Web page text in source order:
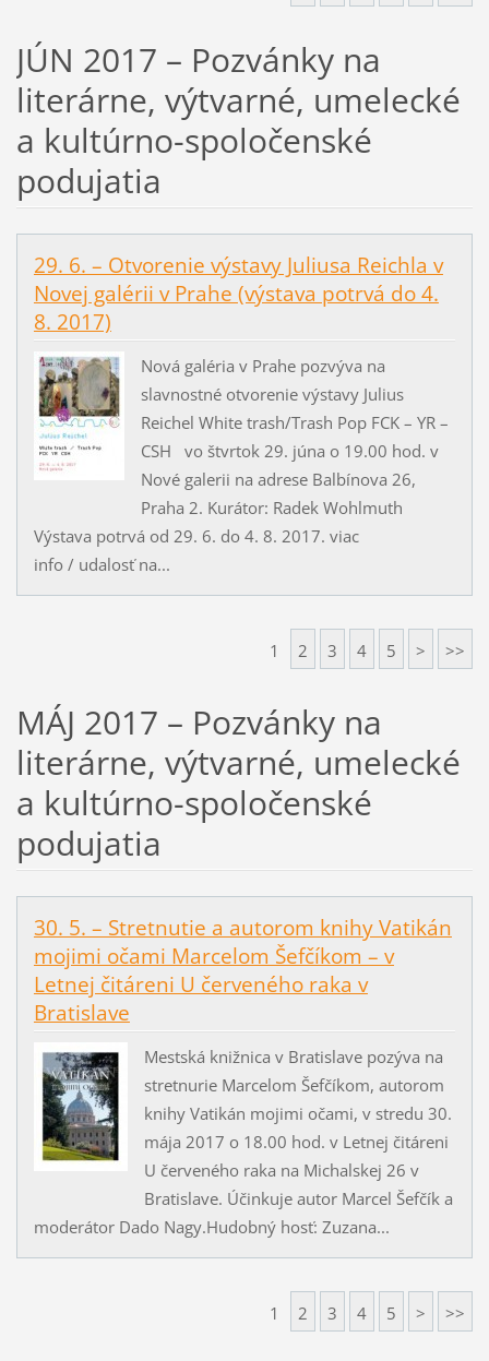
JÚN 2017 – Pozvánky na
literárne, výtvarné, umelecké
a kultúrno-spoločenské
podujatia
29. 6. – Otvorenie výstavy Juliusa Reichla v
Novej galérii v Prahe (výstava potrvá do 4.
8. 2017)
Nová galéria v Prahe pozvýva na
slavnostné otvorenie výstavy Julius
Reichel White trash/Trash Pop FCK – YR –
CSH vo štvrtok 29. júna o 19.00 hod. v
Nové galerii na adrese Balbínova 26,
Praha 2. Kurátor: Radek Wohlmuth
Výstava potrvá od 29. 6. do 4. 8. 2017. viac
info / udalosť na...
1 2 3 4 5 > >>
MÁJ 2017 – Pozvánky na
literárne, výtvarné, umelecké
a kultúrno-spoločenské
podujatia
30. 5. – Stretnutie a autorom knihy Vatikán
mojimi očami Marcelom Šefčíkom – v
Letnej čitáreni U červeného raka v
Bratislave
Mestská knižnica v Bratislave pozýva na
stretnurie Marcelom Šefčíkom, autorom
knihy Vatikán mojimi očami, v stredu 30.
mája 2017 o 18.00 hod. v Letnej čitáreni
U červeného raka na Michalskej 26 v
Bratislave. Účinkuje autor Marcel Šefčík a
moderátor Dado Nagy.Hudobný hosť: Zuzana...
1 2 3 4 5 > >>